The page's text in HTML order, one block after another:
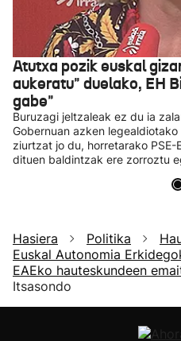
Atutxa pozik euskal
aukeratu" duelako, EH
gabe"
Buruzagi jeltzaleak ez du ia
Gobernuan azken
ziurtzat jo du, horretarako PSE-
dituen baldintzak ere zorroztu
Hasiera Politika
Euskal Autonomia
EAEko hauteskundeen
Itsasondo